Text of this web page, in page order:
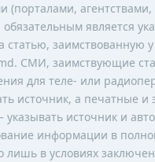
(порталами,
обязательным является
статью, заимствованную у
СМИ, заимствующие
для теле- или
источник, а печатные и
указывать источник и
информации в
лишь в условиях